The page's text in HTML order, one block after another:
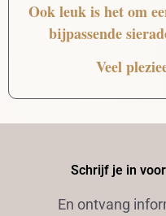
Ook leuk is het om
bijpassende
Veel
Schrijf je in
En ontvang